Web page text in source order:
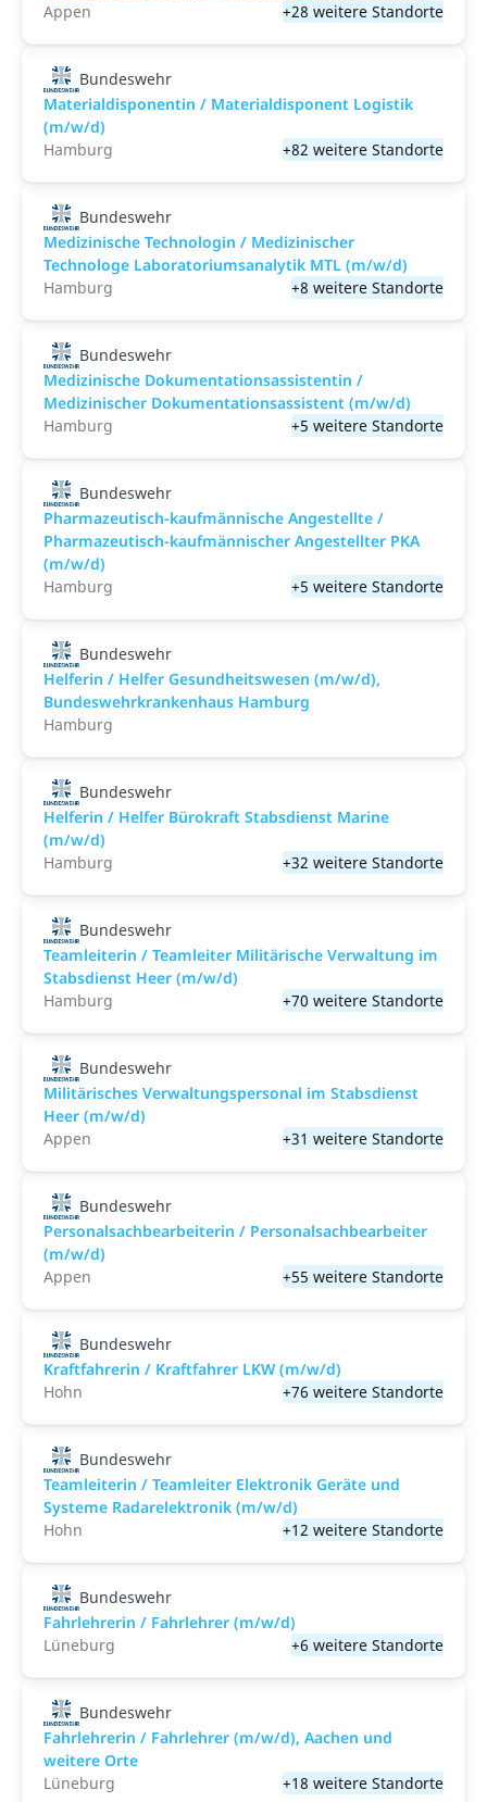
Appen
+28 weitere Standorte
Bundeswehr
Materialdisponentin / Materialdisponent Logistik
(m/w/d)
Hamburg
+82 weitere Standorte
Bundeswehr
Medizinische Technologin / Medizinischer
Technologe Laboratoriumsanalytik MTL (m/w/d)
Hamburg
+8 weitere Standorte
Bundeswehr
Medizinische Dokumentationsassistentin /
Medizinischer Dokumentationsassistent (m/w/d)
Hamburg
+5 weitere Standorte
Bundeswehr
Pharmazeutisch-kaufmännische Angestellte /
Pharmazeutisch-kaufmännischer Angestellter PKA
(m/w/d)
Hamburg
+5 weitere Standorte
Bundeswehr
Helferin / Helfer Gesundheitswesen (m/w/d),
Bundeswehrkrankenhaus Hamburg
Hamburg
Bundeswehr
Helferin / Helfer Bürokraft Stabsdienst Marine
(m/w/d)
Hamburg
+32 weitere Standorte
Bundeswehr
Teamleiterin / Teamleiter Militärische Verwaltung im
Stabsdienst Heer (m/w/d)
Hamburg
+70 weitere Standorte
Bundeswehr
Militärisches Verwaltungspersonal im Stabsdienst
Heer (m/w/d)
Appen
+31 weitere Standorte
Bundeswehr
Personalsachbearbeiterin / Personalsachbearbeiter
(m/w/d)
Appen
+55 weitere Standorte
Bundeswehr
Kraftfahrerin / Kraftfahrer LKW (m/w/d)
Hohn
+76 weitere Standorte
Bundeswehr
Teamleiterin / Teamleiter Elektronik Geräte und
Systeme Radarelektronik (m/w/d)
Hohn
+12 weitere Standorte
Bundeswehr
Fahrlehrerin / Fahrlehrer (m/w/d)
Lüneburg
+6 weitere Standorte
Bundeswehr
Fahrlehrerin / Fahrlehrer (m/w/d), Aachen und
weitere Orte
Lüneburg
+18 weitere Standorte